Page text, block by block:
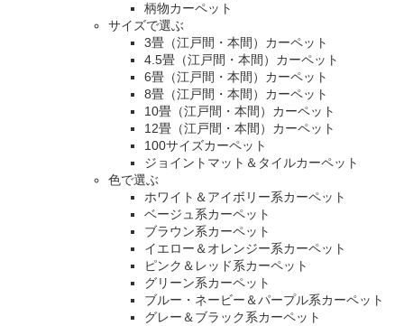
柄物カーペット
サイズで選ぶ
3畳（江戸間・本間）カーペット
4.5畳（江戸間・本間）カーペット
6畳（江戸間・本間）カーペット
8畳（江戸間・本間）カーペット
10畳（江戸間・本間）カーペット
12畳（江戸間・本間）カーペット
100サイズカーペット
ジョイントマット＆タイルカーペット
色で選ぶ
ホワイト＆アイボリー系カーペット
ベージュ系カーペット
ブラウン系カーペット
イエロー＆オレンジー系カーペット
ピンク＆レッド系カーペット
グリーン系カーペット
ブルー・ネービー＆パープル系カーペット
グレー＆ブラック系カーペット